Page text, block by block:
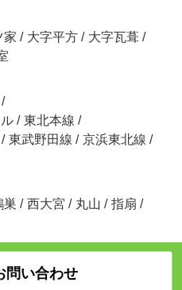
家 / 大字平方 / 大字瓦葺 /
/
/ 東北本線 /
/ 東武野田線 / 京浜東北線 /
巣 / 西大宮 / 丸山 / 指扇 /
問い合わせ